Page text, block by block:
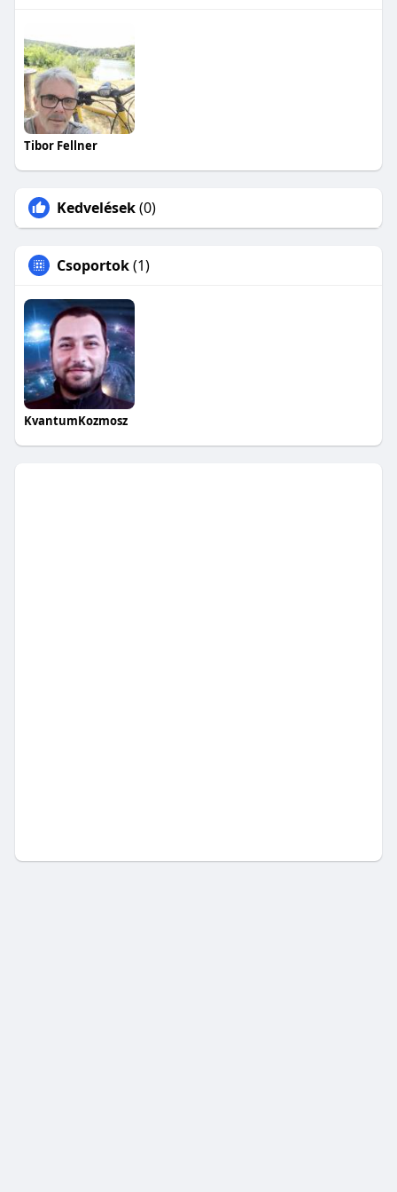
Tibor Fellner
Kedvelések(0)
Csoportok(1)
KvantumKozmosz